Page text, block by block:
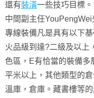
還有裝潢一些技巧目標
中間副主任
專線裝備凡是具有以下
火品級到達?二級及以上
色區，E有恰當的裝備多
平米以上，其他類型的
溫庫，倉庫。藏書樓等的